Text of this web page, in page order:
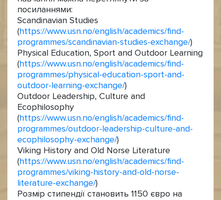
посиланнями:
Scandinavian Studies
(https://www.usn.no/english/academics/find-
programmes/scandinavian-studies-exchange/)
Physical Education, Sport and Outdoor Learning
(https://www.usn.no/english/academics/find-
programmes/physical-education-sport-and-
outdoor-learning-exchange/)
Outdoor Leadership, Culture and
Ecophilosophy
(https://www.usn.no/english/academics/find-
programmes/outdoor-leadership-culture-and-
ecophilosophy-exchange/)
Viking History and Old Norse Literature
(https://www.usn.no/english/academics/find-
programmes/viking-history-and-old-norse-
literature-exchange/)
Розмір стипендії становить 1150 євро на